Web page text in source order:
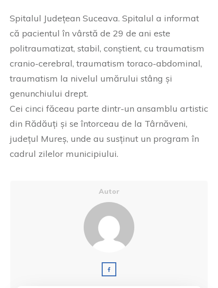
Spitalul Județean Suceava. Spitalul a informat
că pacientul în vârstă de 29 de ani este
politraumatizat, stabil, conștient, cu traumatism
cranio-cerebral, traumatism toraco-abdominal,
traumatism la nivelul umărului stâng și
genunchiului drept.
Cei cinci făceau parte dintr-un ansamblu artistic
din Rădăuți și se întorceau de la Târnăveni,
județul Mureș, unde au susținut un program în
cadrul zilelor municipiului.
Autor